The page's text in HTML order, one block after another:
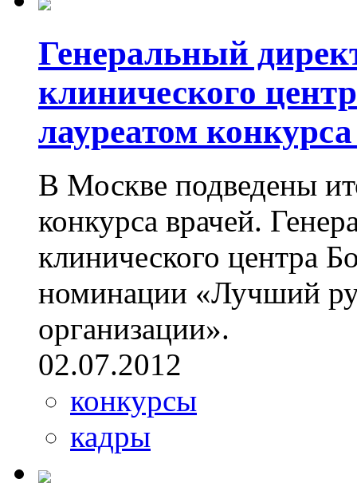
Генеральный
клинического
лауреатом
В Москве подведены
конкурса врачей.
клинического центра
номинации «Лучший
организации».
02.07.2012
конкурсы
кадры